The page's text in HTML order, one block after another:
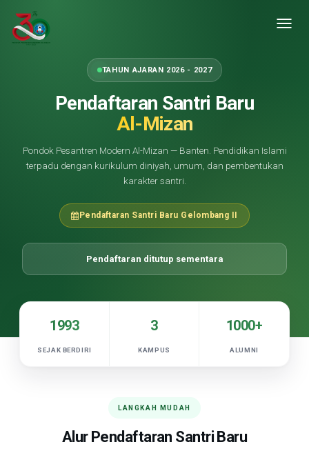
TAHUN AJARAN 2026 - 2027
Pendaftaran Santri Baru
Al-Mizan
Pondok Pesantren Modern Al-Mizan — Banten. Pendidikan Islami
terpadu dengan kurikulum diniyah, umum, dan pembentukan
karakter santri.
Pendaftaran Santri Baru Gelombang II
Pendaftaran ditutup sementara
1993
SEJAK BERDIRI
3
KAMPUS
1000+
ALUMNI
LANGKAH MUDAH
Alur Pendaftaran Santri Baru